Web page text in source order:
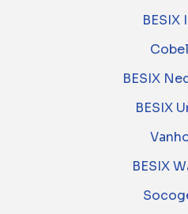
BESIX
BESIX
BESIX
BESIX